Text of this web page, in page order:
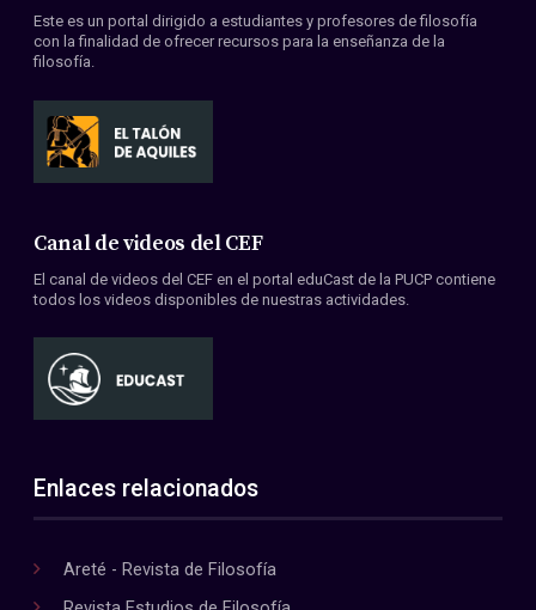
Este es un portal dirigido a estudiantes y profesores de filosofía
con la finalidad de ofrecer recursos para la enseñanza de la
filosofía.
Canal de videos del CEF
El canal de videos del CEF en el portal eduCast de la PUCP contiene
todos los videos disponibles de nuestras actividades.
Enlaces relacionados
Areté - Revista de Filosofía